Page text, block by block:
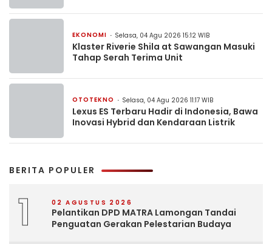
EKONOMI Selasa, 04 Agu 2026 15:12 WIB
Klaster Riverie Shila at Sawangan Masuki
Tahap Serah Terima Unit
OTOTEKNO Selasa, 04 Agu 2026 11:17 WIB
Lexus ES Terbaru Hadir di Indonesia, Bawa
Inovasi Hybrid dan Kendaraan Listrik
BERITA POPULER
1 02 AGUSTUS 2026
Pelantikan DPD MATRA Lamongan Tandai
Penguatan Gerakan Pelestarian Budaya